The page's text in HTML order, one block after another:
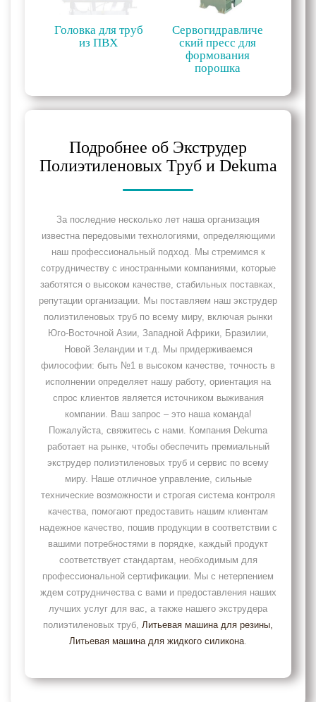
Головка для труб
из ПВХ
Сервогидравличе
ский пресс для
формования
порошка
Подробнее об Экструдер
Полиэтиленовых Труб и Dekuma
За последние несколько лет наша организация
известна передовыми технологиями, определяющими
наш профессиональный подход. Мы стремимся к
сотрудничеству с иностранными компаниями, которые
заботятся о высоком качестве, стабильных поставках,
репутации организации. Мы поставляем наш экструдер
полиэтиленовых труб по всему миру, включая рынки
Юго-Восточной Азии, Западной Африки, Бразилии,
Новой Зеландии и т.д. Мы придерживаемся
философии: быть №1 в высоком качестве, точность в
исполнении определяет нашу работу, ориентация на
спрос клиентов является источником выживания
компании. Ваш запрос – это наша команда!
Пожалуйста, свяжитесь с нами. Компания Dekuma
работает на рынке, чтобы обеспечить премиальный
экструдер полиэтиленовых труб и сервис по всему
миру. Наше отличное управление, сильные
технические возможности и строгая система контроля
качества, помогают предоставить нашим клиентам
надежное качество, пошив продукции в соответствии с
вашими потребностями в порядке, каждый продукт
соответствует стандартам, необходимым для
профессиональной сертификации. Мы с нетерпением
ждем сотрудничества с вами и предоставления наших
лучших услуг для вас, а также нашего экструдера
полиэтиленовых труб, Литьевая машина для резины,
Литьевая машина для жидкого силикона.